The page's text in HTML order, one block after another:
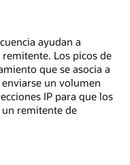
ayudan a
Los picos de
que se asocia a
un volumen
IP para que los
un remitente de